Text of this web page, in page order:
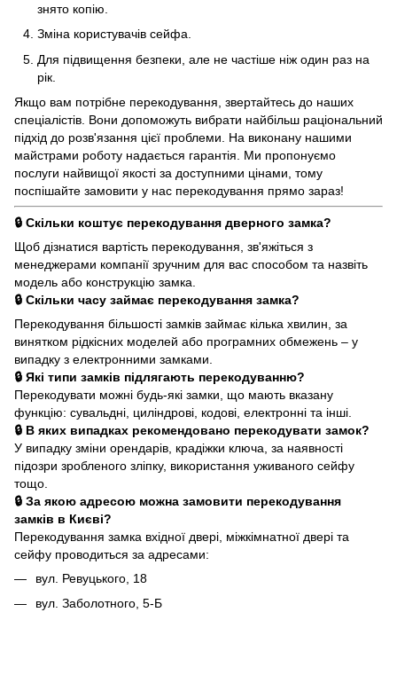
знято копію.
Зміна користувачів сейфа.
Для підвищення безпеки, але не частіше ніж один раз на
рік.
Якщо вам потрібне перекодування, звертайтесь до наших
спеціалістів. Вони допоможуть вибрати найбільш раціональний
підхід до розв'язання цієї проблеми. На виконану нашими
майстрами роботу надається гарантія. Ми пропонуємо
послуги найвищої якості за доступними цінами, тому
поспішайте замовити у нас перекодування прямо зараз!
🔒 Скільки коштує перекодування дверного замка?
Щоб дізнатися вартість перекодування, зв'яжіться з
менеджерами компанії зручним для вас способом та назвіть
модель або конструкцію замка.
🔒 Скільки часу займає перекодування замка?
Перекодування більшості замків займає кілька хвилин, за
винятком рідкісних моделей або програмних обмежень – у
випадку з електронними замками.
🔒 Які типи замків підлягають перекодуванню?
Перекодувати можні будь-які замки, що мають вказану
функцію: сувальдні, циліндрові, кодові, електронні та інші.
🔒 В яких випадках рекомендовано перекодувати замок?
У випадку зміни орендарів, крадіжки ключа, за наявності
підозри зробленого зліпку, використання уживаного сейфу
тощо.
🔒 За якою адресою можна замовити перекодування
замків в Києві?
Перекодування замка вхідної двері, міжкімнатної двері та
сейфу проводиться за адресами:
вул. Ревуцького, 18
вул. Заболотного, 5-Б